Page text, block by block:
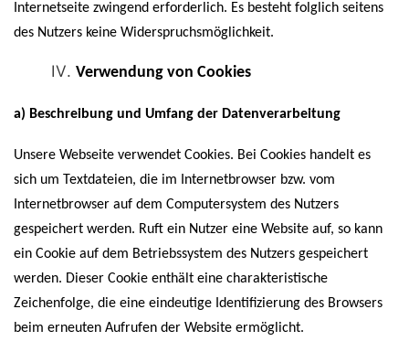
Internetseite zwingend erforderlich. Es besteht folglich seitens
des Nutzers keine Widerspruchsmöglichkeit.
Verwendung von Cookies
a) Beschreibung und Umfang der Datenverarbeitung
Unsere Webseite verwendet Cookies. Bei Cookies handelt es
sich um Textdateien, die im Internetbrowser bzw. vom
Internetbrowser auf dem Computersystem des Nutzers
gespeichert werden. Ruft ein Nutzer eine Website auf, so kann
ein Cookie auf dem Betriebssystem des Nutzers gespeichert
werden. Dieser Cookie enthält eine charakteristische
Zeichenfolge, die eine eindeutige Identifizierung des Browsers
beim erneuten Aufrufen der Website ermöglicht.